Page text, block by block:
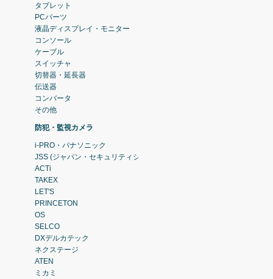
タブレット
PCパーツ
液晶ディスプレイ・モニター
コンソール
ケーブル
スイッチャ
切替器・延長器
伝送器
コンバータ
その他
防犯・監視カメラ
i-PRO・パナソニック
JSS (ジャパン・セキュリティシステム)
ACTi
TAKEX
LET'S
PRINCETON
OS
SELCO
DXデルカテック
ネクステージ
ATEN
ミカミ